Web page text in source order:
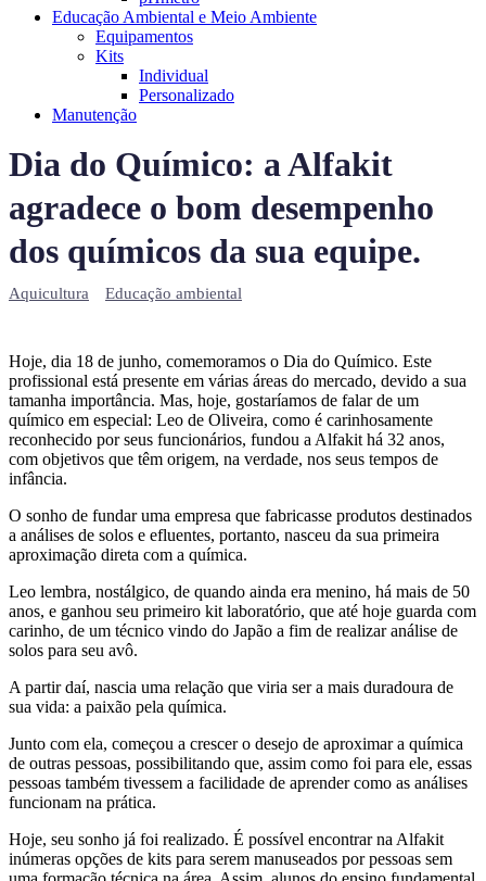
Educação Ambiental e Meio Ambiente
Equipamentos
Kits
Individual
Personalizado
Manutenção
Dia do Químico: a Alfakit
agradece o bom desempenho
dos químicos da sua equipe.
Aquicultura Educação ambiental
Hoje, dia 18 de junho, comemoramos o Dia do Químico. Este
profissional está presente em várias áreas do mercado, devido a sua
tamanha importância. Mas, hoje, gostaríamos de falar de um
químico em especial: Leo de Oliveira, como é carinhosamente
reconhecido por seus funcionários, fundou a Alfakit há 32 anos,
com objetivos que têm origem, na verdade, nos seus tempos de
infância.
O sonho de fundar uma empresa que fabricasse produtos destinados
a análises de solos e efluentes, portanto, nasceu da sua primeira
aproximação direta com a química.
Leo lembra, nostálgico, de quando ainda era menino, há mais de 50
anos, e ganhou seu primeiro kit laboratório, que até hoje guarda com
carinho, de um técnico vindo do Japão a fim de realizar análise de
solos para seu avô.
A partir daí, nascia uma relação que viria ser a mais duradoura de
sua vida: a paixão pela química.
Junto com ela, começou a crescer o desejo de aproximar a química
de outras pessoas, possibilitando que, assim como foi para ele, essas
pessoas também tivessem a facilidade de aprender como as análises
funcionam na prática.
Hoje, seu sonho já foi realizado. É possível encontrar na Alfakit
inúmeras opções de kits para serem manuseados por pessoas sem